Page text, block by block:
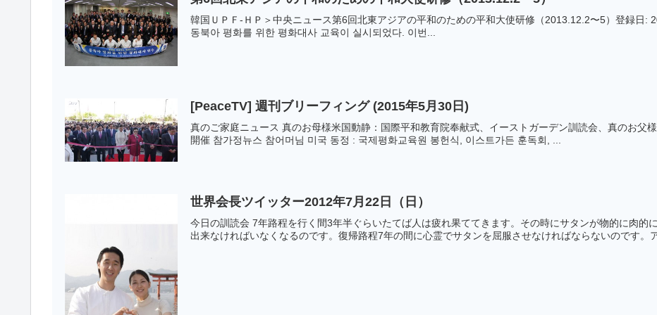
韓国ＵＰＦ-ＨＰ＞中央ニュース第6回北東アジアの平和のための平和大使研修（2013.12.2〜5）登録日:
동북아 평화를 위한 평화대사 교육이 실시되었다. 이번...
[PeaceTV] 週刊ブリーフィング (2015年5月30日)
真のご家庭ニュース 真のお母様米国動静：国際平和教育院奉献式、イーストガーデン訓読会、真のお父
開催 참가정뉴스 참어머님 미국 동정 : 국제평화교육원 봉헌식, 이스트가든 훈독회, ...
世界会長ツイッター2012年7月22日（日）
今日の訓読会 7年路程を行く間3年半ぐらいたてば人は疲れ果ててきます。その時にサタンが物的に肉的
出来なければいなくなるのです。復帰路程7年の間に心霊でサタンを屈服させなければならないのです。ア